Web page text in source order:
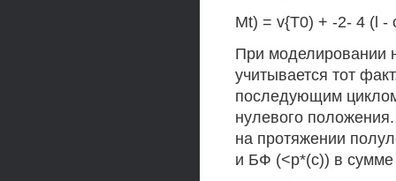
Mt) = v{T0) + -2- 4 (l -
При моделировании
учитывается тот
последующим
нулевого
на протяжении
и БФ (<р*(с)) в